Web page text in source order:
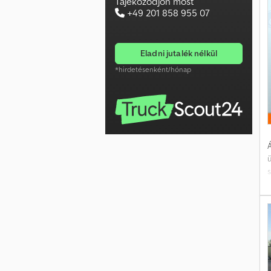
+49 201 858 955 07
eladni jutalék nélkül
*hirdetésenként/hónap